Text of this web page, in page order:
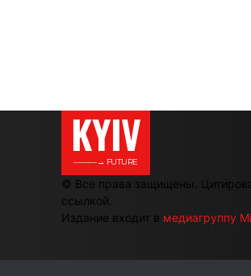
KYIV
———→ FUTURE
© Все права защищены.
ссылкой.
Издание входит в медиагруппу